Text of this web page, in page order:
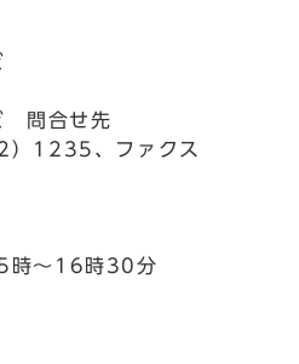
問合せ先
）1235、ファクス
時～16時30分